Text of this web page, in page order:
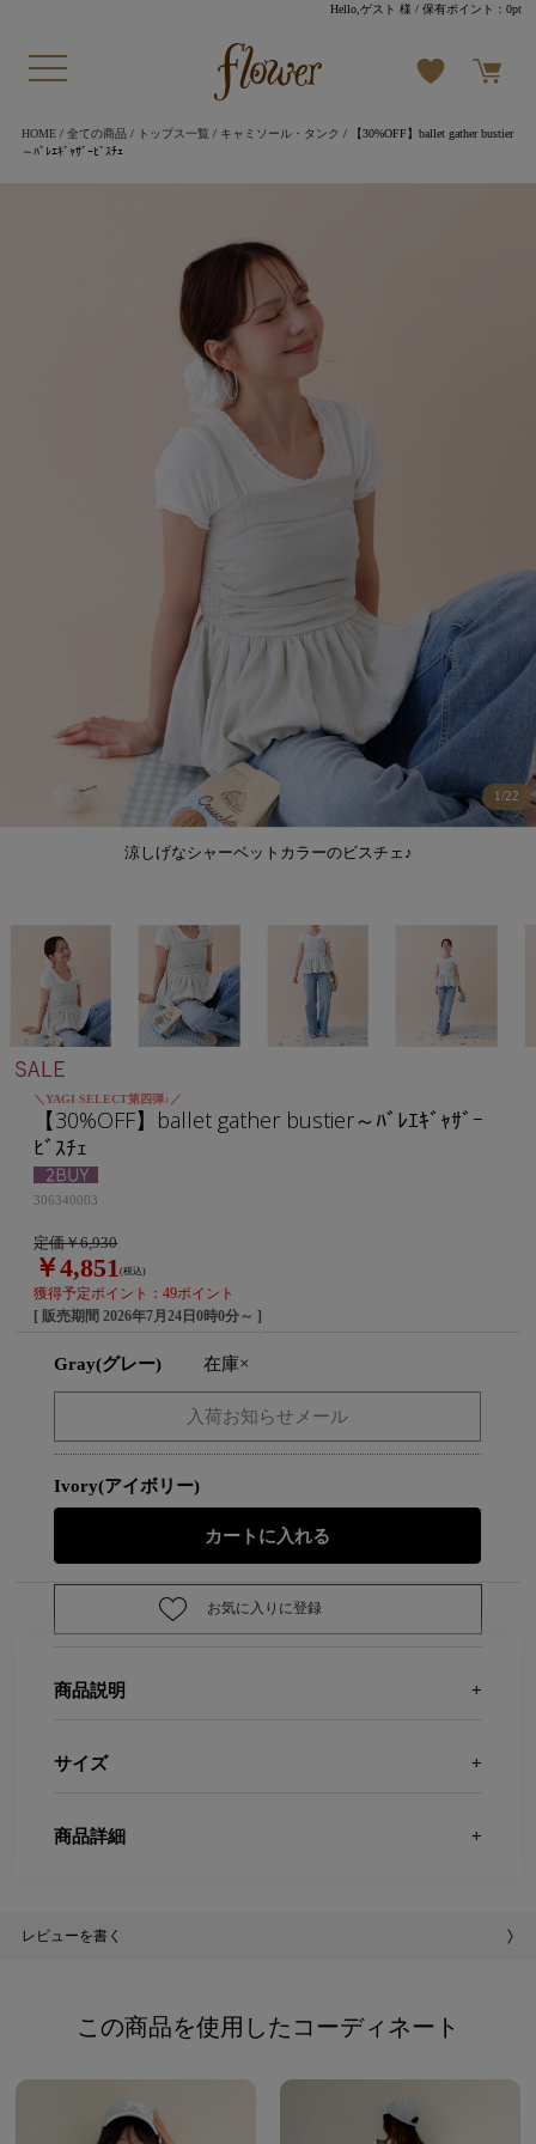
Hello,ゲスト 様 / 保有ポイント：0pt
HOME/ 全ての商品/ トップス一覧 / キャミソール・タンク / 【30%OFF】ballet gather bustier
～ﾊﾞﾚｴｷﾞｬｻﾞｰﾋﾞｽﾁｪ
涼しげなシャーベットカラーのビスチェ♪
1/22
＼YAGI SELECT第四弾♪／
【30%OFF】ballet gather bustier～ﾊﾞﾚｴｷﾞｬｻﾞｰ
ﾋﾞｽﾁｪ
306340003
定価￥6,930
￥4,851(税込)
獲得予定ポイント：49ポイント
[ 販売期間2026年7月24日0時0分～ ]
Gray(グレー) 在庫×
Ivory(アイボリー)
お気に入りに登録
商品説明
サイズ
商品詳細
レビューを書く
この商品を使用したコーディネート